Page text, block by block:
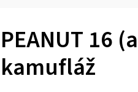
PEANUT 16
kamufláž